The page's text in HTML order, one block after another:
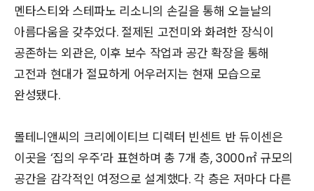
멘타스티와 스테파노 리소니의 손길을 통해 오늘날의
아름다움을 갖추었다. 절제된 고전미와 화려한 장식이
공존하는 외관은, 이후 보수 작업과 공간 확장을 통해
고전과 현대가 절묘하게 어우러지는 현재 모습으로
완성됐다.
몰테니앤씨의 크리에이티브 디렉터 빈센트 반 듀이센은
이곳을 ‘집의 우주’라 표현하며 총 7개 층, 3000㎡ 규모의
공간을 감각적인 여정으로 설계했다. 각 층은 저마다 다른